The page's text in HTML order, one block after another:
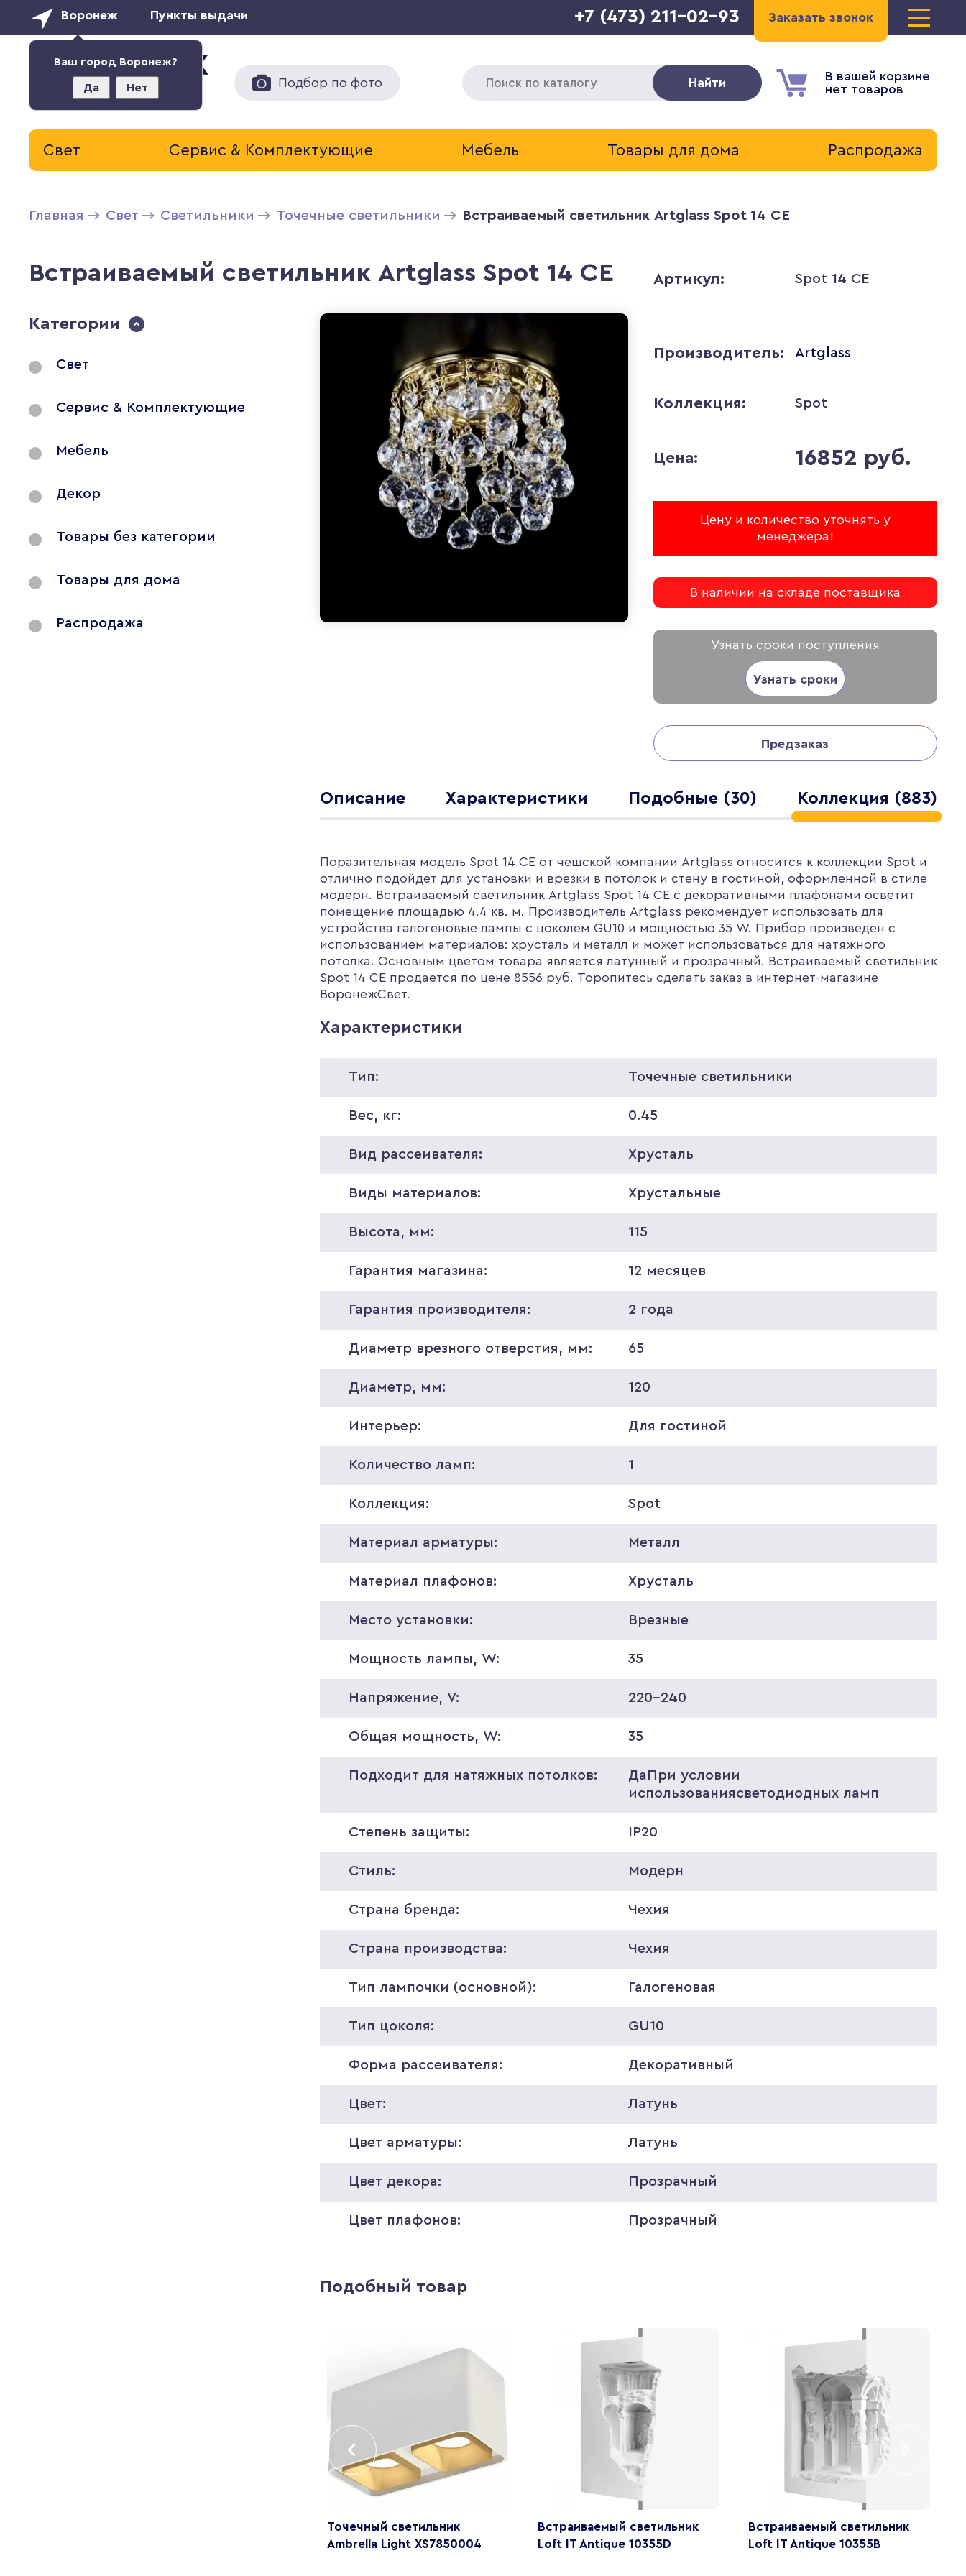
Воронеж
Ваш город Воронеж?
Да Нет
Пункты выдачи Заказать звонок
+7 (473) 211-02-93
Подбор по фото
В вашей корзине
нет товаров
Найти
Свет Сервис & Комплектующие Мебель Товары для дома Распродажа
Главная Свет Светильники Точечные светильники Встраиваемый светильник Artglass Spot 14 CE
Встраиваемый светильник Artglass Spot 14 CE
Категории
Свет
Сервис & Комплектующие
Мебель
Декор
Товары без категории
Товары для дома
Распродажа
Артикул: Spot 14 CE
Производитель: Artglass
Коллекция: Spot
Цена: 16852 руб.
Цену и количество уточнять у
менеджера!
В наличии на складе поставщика
Узнать сроки поступления
Узнать сроки
Предзаказ
Описание Характеристики Подобные (30) Коллекция (883)
Поразительная модель Spot 14 CE от чешской компании Artglass относится к коллекции Spot и
отлично подойдет для установки и врезки в потолок и стену в гостиной, оформленной в стиле
модерн. Встраиваемый светильник Artglass Spot 14 CE с декоративными плафонами осветит
помещение площадью 4.4 кв. м. Производитель Artglass рекомендует использовать для
устройства галогеновые лампы с цоколем GU10 и мощностью 35 W. Прибор произведен с
использованием материалов: хрусталь и металл и может использоваться для натяжного
потолка. Основным цветом товара является латунный и прозрачный. Встраиваемый светильник
Spot 14 CE продается по цене 8556 руб. Торопитесь сделать заказ в интернет-магазине
ВоронежСвет.
Характеристики
Тип: Точечные светильники
Вес, кг: 0.45
Вид рассеивателя: Хрусталь
Виды материалов: Хрустальные
Высота, мм: 115
Гарантия магазина: 12 месяцев
Гарантия производителя: 2 года
Диаметр врезного отверстия, мм: 65
Диаметр, мм: 120
Интерьер: Для гостиной
Количество ламп: 1
Коллекция: Spot
Материал арматуры: Металл
Материал плафонов: Хрусталь
Место установки: Врезные
Мощность лампы, W: 35
Напряжение, V: 220-240
Общая мощность, W: 35
Подходит для натяжных потолков:
ДаПри условии
использованиясветодиодных ламп
Степень защиты: IP20
Стиль: Модерн
Страна бренда: Чехия
Страна производства: Чехия
Тип лампочки (основной): Галогеновая
Тип цоколя: GU10
Форма рассеивателя: Декоративный
Цвет: Латунь
Цвет арматуры: Латунь
Цвет декора: Прозрачный
Цвет плафонов: Прозрачный
Подобный товар
Точечный светильник
Ambrella Light XS7850004
Встраиваемый светильник
Loft IT Antique 10355D
Встраиваемый светильник
Loft IT Antique 10355B